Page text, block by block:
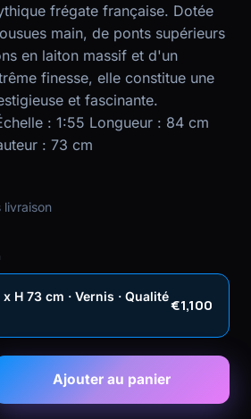
frégate française. Dotée
main, de ponts supérieurs
en laiton massif et d'un
finesse, elle constitue une
et fascinante.
: 1:55 Longueur : 84 cm
: 73 cm
livraison
€1,100
Ajouter au panier